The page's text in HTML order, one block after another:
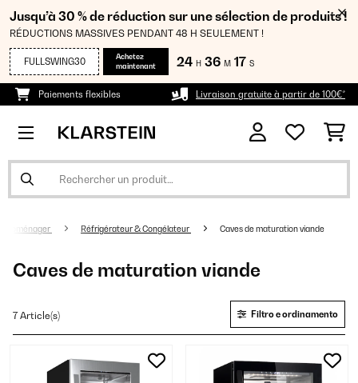
Jusqu’à 30 % de réduction sur une sélection de produits !
RÉDUCTIONS MASSIVES PENDANT 48 H SEULEMENT !
FULLSWING30
Achetez
maintenant
24 H 36 M 17 S
Paiements flexibles Livraison gratuite à partir de 100€*
Réfrigérateur & Congélateur Caves de maturation viande
Caves de maturation viande
7 Article(s) Filtro e ordinamento